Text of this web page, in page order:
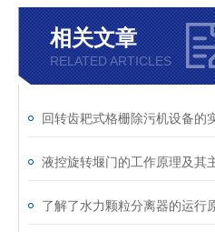
相关文章
RELATED ARTICLES